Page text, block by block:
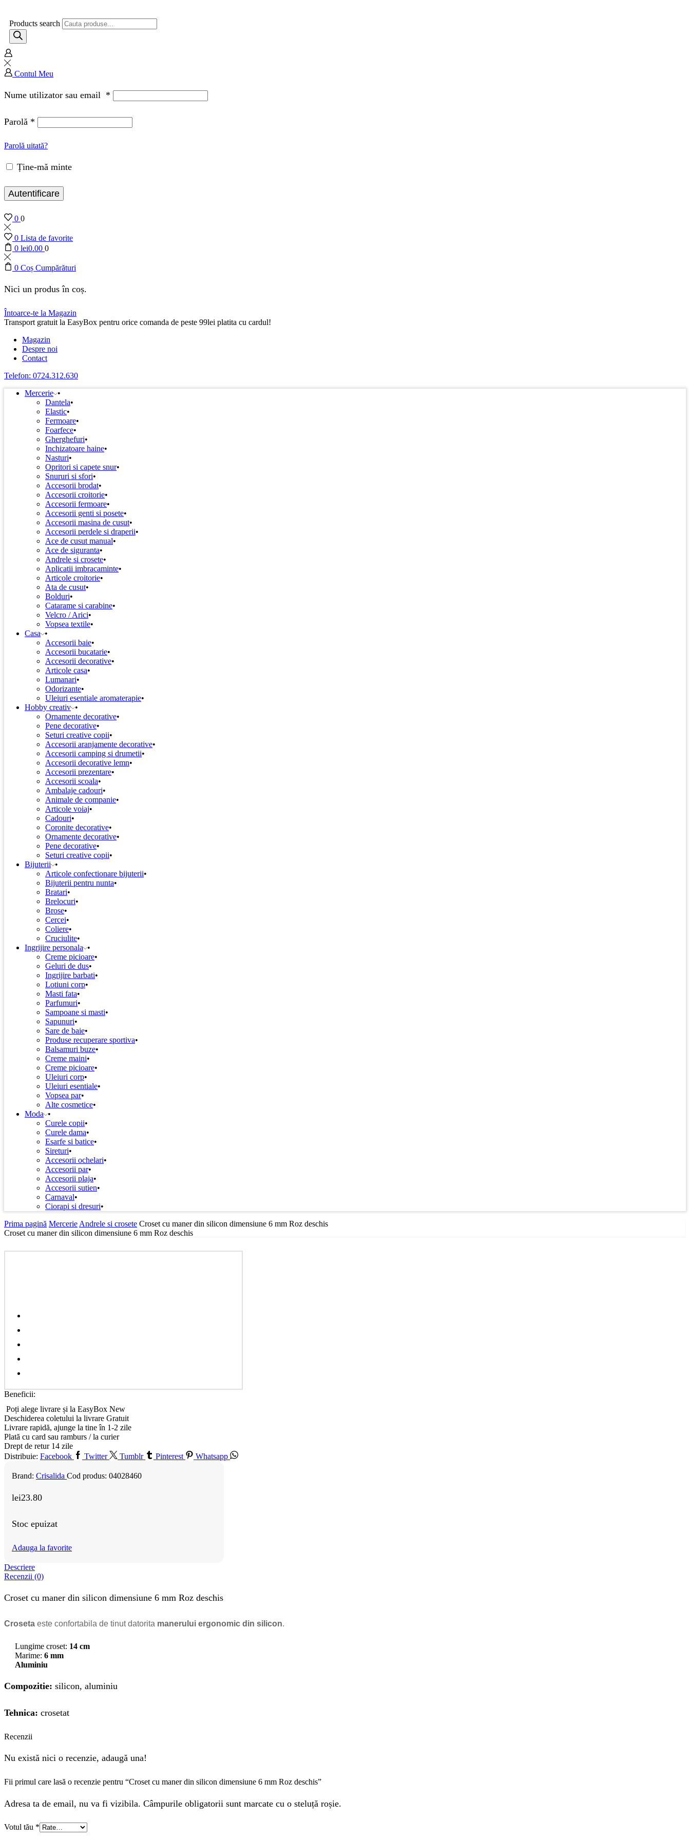
Products search
Contul Meu
Nume utilizator sau email *
Parolă *
Parolă uitată?
Ține-mă minte
Autentificare
0 0
0 Lista de favorite
0 lei0.00 0
0 Coș Cumpărături
Nici un produs în coș.
Întoarce-te la Magazin
Transport gratuit la EasyBox pentru orice comanda de peste 99lei platita cu cardul!
Magazin
Despre noi
Contact
Telefon: 0724.312.630
Mercerie
Dantela
Elastic
Fermoare
Foarfece
Gherghefuri
Inchizatoare haine
Nasturi
Opritori si capete snur
Snururi si sfori
Accesorii brodat
Accesorii croitorie
Accesorii fermoare
Accesorii genti si posete
Accesorii masina de cusut
Accesorii perdele si draperii
Ace de cusut manual
Ace de siguranta
Andrele si crosete
Aplicatii imbracaminte
Articole croitorie
Ata de cusut
Bolduri
Catarame si carabine
Velcro / Arici
Vopsea textile
Casa
Accesorii baie
Accesorii bucatarie
Accesorii decorative
Articole casa
Lumanari
Odorizante
Uleiuri esentiale aromaterapie
Hobby creativ
Ornamente decorative
Pene decorative
Seturi creative copii
Accesorii aranjamente decorative
Accesorii camping si drumetii
Accesorii decorative lemn
Accesorii prezentare
Accesorii scoala
Ambalaje cadouri
Animale de companie
Articole voiaj
Cadouri
Coronite decorative
Ornamente decorative
Pene decorative
Seturi creative copii
Bijuterii
Articole confectionare bijuterii
Bijuterii pentru nunta
Bratari
Brelocuri
Brose
Cercei
Coliere
Cruciulite
Ingrijire personala
Creme picioare
Geluri de dus
Ingrijire barbati
Lotiuni corp
Masti fata
Parfumuri
Sampoane si masti
Sapunuri
Sare de baie
Produse recuperare sportiva
Balsamuri buze
Creme maini
Creme picioare
Uleiuri corp
Uleiuri esentiale
Vopsea par
Alte cosmetice
Moda
Curele copii
Curele dama
Esarfe si batice
Sireturi
Accesorii ochelari
Accesorii par
Accesorii plaja
Accesorii sutien
Carnaval
Ciorapi si dresuri
Prima pagină Mercerie Andrele si crosete Croset cu maner din silicon dimensiune 6 mm Roz deschis
Croset cu maner din silicon dimensiune 6 mm Roz deschis
Beneficii:
Poți alege livrare și la EasyBox New
Deschiderea coletului la livrare Gratuit
Livrare rapidă, ajunge la tine în 1-2 zile
Plată cu card sau ramburs / la curier
Drept de retur 14 zile
Distribuie: Facebook Twitter Tumblr Pinterest Whatsapp
Brand: Crisalida Cod produs: 04028460
lei23.80
Stoc epuizat
Adauga la favorite
Descriere
Recenzii (0)
Croset cu maner din silicon dimensiune 6 mm Roz deschis
Croseta este confortabila de tinut datorita manerului ergonomic din silicon.
Lungime croset: 14 cm
Marime: 6 mm
Aluminiu
Compozitie: silicon, aluminiu
Tehnica: crosetat
Recenzii
Nu există nici o recenzie, adaugă una!
Fii primul care lasă o recenzie pentru “Croset cu maner din silicon dimensiune 6 mm Roz deschis”
Adresa ta de email, nu va fi vizibila. Câmpurile obligatorii sunt marcate cu o steluță roșie.
Votul tău *